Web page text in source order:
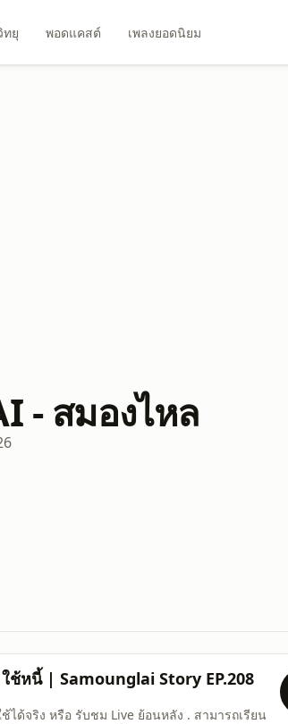
ทยุ พอดแคสต์ เพลงยอดนิยม
- สมองไหล
ช้หนี้ | Samounglai Story EP.208
ด้จริง หรือ รับชม Live ย้อนหลัง . สามารถเรียน